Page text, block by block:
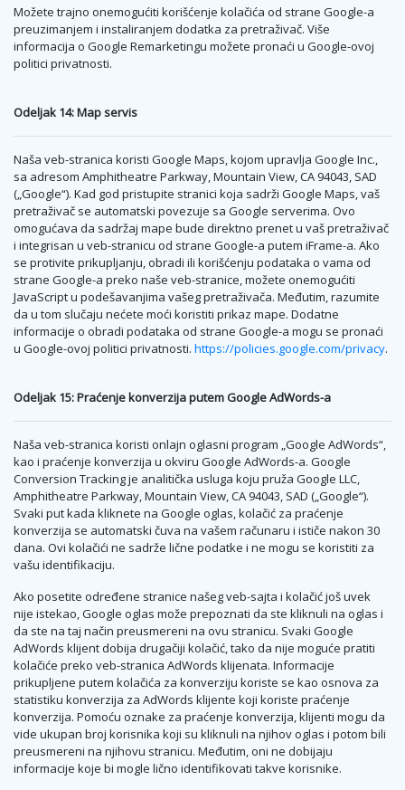
Možete trajno onemogućiti korišćenje kolačića od strane Google-a
preuzimanjem i instaliranjem dodatka za pretraživač. Više
informacija o Google Remarketingu možete pronaći u Google-ovoj
politici privatnosti.
Odeljak 14: Map servis
Naša veb-stranica koristi Google Maps, kojom upravlja Google Inc.,
sa adresom Amphitheatre Parkway, Mountain View, CA 94043, SAD
(„Google“). Kad god pristupite stranici koja sadrži Google Maps, vaš
pretraživač se automatski povezuje sa Google serverima. Ovo
omogućava da sadržaj mape bude direktno prenet u vaš pretraživač
i integrisan u veb-stranicu od strane Google-a putem iFrame-a. Ako
se protivite prikupljanju, obradi ili korišćenju podataka o vama od
strane Google-a preko naše veb-stranice, možete onemogućiti
JavaScript u podešavanjima vašeg pretraživača. Međutim, razumite
da u tom slučaju nećete moći koristiti prikaz mape. Dodatne
informacije o obradi podataka od strane Google-a mogu se pronaći
u Google-ovoj politici privatnosti. https://policies.google.com/privacy.
Odeljak 15: Praćenje konverzija putem Google AdWords-a
Naša veb-stranica koristi onlajn oglasni program „Google AdWords“,
kao i praćenje konverzija u okviru Google AdWords-a. Google
Conversion Tracking je analitička usluga koju pruža Google LLC,
Amphitheatre Parkway, Mountain View, CA 94043, SAD („Google“).
Svaki put kada kliknete na Google oglas, kolačić za praćenje
konverzija se automatski čuva na vašem računaru i ističe nakon 30
dana. Ovi kolačići ne sadrže lične podatke i ne mogu se koristiti za
vašu identifikaciju.
Ako posetite određene stranice našeg veb-sajta i kolačić još uvek
nije istekao, Google oglas može prepoznati da ste kliknuli na oglas i
da ste na taj način preusmereni na ovu stranicu. Svaki Google
AdWords klijent dobija drugačiji kolačić, tako da nije moguće pratiti
kolačiće preko veb-stranica AdWords klijenata. Informacije
prikupljene putem kolačića za konverziju koriste se kao osnova za
statistiku konverzija za AdWords klijente koji koriste praćenje
konverzija. Pomoću oznake za praćenje konverzija, klijenti mogu da
vide ukupan broj korisnika koji su kliknuli na njihov oglas i potom bili
preusmereni na njihovu stranicu. Međutim, oni ne dobijaju
informacije koje bi mogle lično identifikovati takve korisnike.